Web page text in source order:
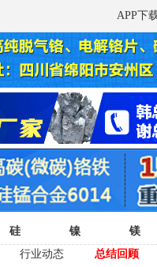
APP下
硅 镍 镁
行业动态 总结回顾